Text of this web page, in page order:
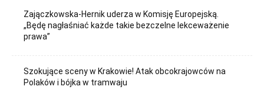
Zajączkowska-Hernik uderza w Komisję Europejską.
„Będę nagłaśniać każde takie bezczelne lekceważenie
prawa”
Szokujące sceny w Krakowie! Atak obcokrajowców na
Polaków i bójka w tramwaju